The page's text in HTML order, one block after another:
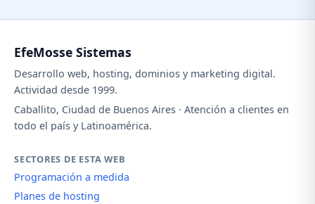
EfeMosse Sistemas
Desarrollo web, hosting, dominios y marketing digital.
Actividad desde 1999.
Caballito, Ciudad de Buenos Aires · Atención a clientes en
todo el país y Latinoamérica.
SECTORES DE ESTA WEB
Programación a medida
Planes de hosting